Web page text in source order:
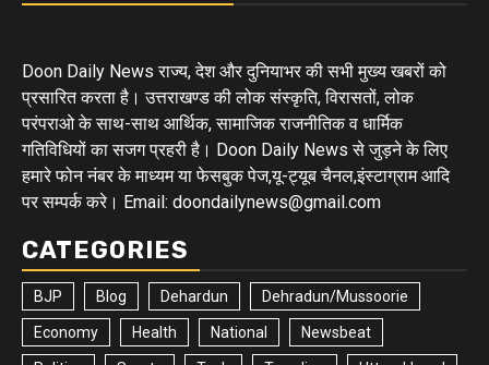
Doon Daily News राज्य, देश और दुनियाभर की सभी मुख्य खबरों को
प्रसारित करता है। उत्तराखण्ड की लोक संस्कृति, विरासतों, लोक
परंपराओ के साथ-साथ आर्थिक, सामाजिक राजनीतिक व धार्मिक
गतिविधियों का सजग प्रहरी है। Doon Daily News से जुड़ने के लिए
हमारे फोन नंबर के माध्यम या फेसबुक पेज,यू-ट्यूब चैनल,इंस्टाग्राम आदि
पर सम्पर्क करे। Email: doondailynews@gmail.com
CATEGORIES
BJP Blog Dehardun Dehradun/Mussoorie
Economy Health National Newsbeat